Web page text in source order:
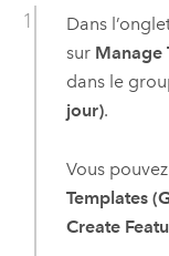
Dans
sur Manage
dans le
jour).
Vous
Templates
Create